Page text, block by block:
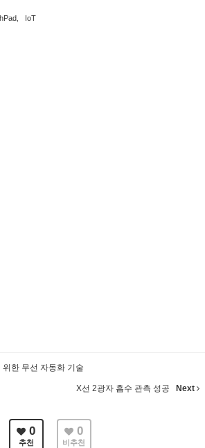
IoT
한 무선 자동화 기술
X선 2광자 흡수 관측 성공 Next
0
추천
0
비추천